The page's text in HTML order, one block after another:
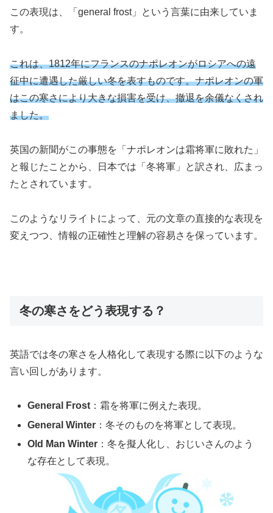
この表現は、「general frost」という言葉に由来していま
す。
これは、1812年にフランスのナポレオンがロシアへの遠
征中に遭遇した厳しい冬を表すものです。ナポレオンの軍
はこの寒さにより大きな損害を受け、撤退を余儀なくされ
ました。
英国の新聞がこの事態を「ナポレオンは霜将軍に敗れた」
と報じたことから、日本では「冬将軍」と訳され、広まっ
たとされています。
このようなリライトによって、元の文章の直接的な表現を
変えつつ、情報の正確性と理解の容易さを保っています。
冬の寒さをどう表現する？
英語では冬の寒さを人格化して表現する際に以下のような
言い回しがあります。
General Frost ：霜を将軍に例えた表現。
General Winter ：冬そのものを将軍として表現。
Old Man Winter ：冬を擬人化し、おじいさんのよう
な存在として表現。